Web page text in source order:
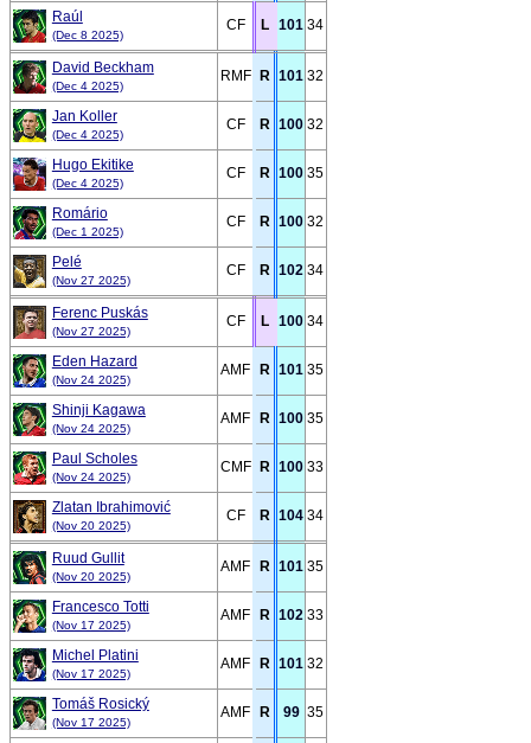
Raúl
(Dec 8 2025)
CF L 101 34
David Beckham
(Dec 4 2025)
RMF R 101 32
Jan Koller
(Dec 4 2025)
CF R 100 32
Hugo Ekitike
(Dec 4 2025)
CF R 100 35
Romário
(Dec 1 2025)
CF R 100 32
Pelé
(Nov 27 2025)
CF R 102 34
Ferenc Puskás
(Nov 27 2025)
CF L 100 34
Eden Hazard
(Nov 24 2025)
AMF R 101 35
Shinji Kagawa
(Nov 24 2025)
AMF R 100 35
Paul Scholes
(Nov 24 2025)
CMF R 100 33
Zlatan Ibrahimović
(Nov 20 2025)
CF R 104 34
Ruud Gullit
(Nov 20 2025)
AMF R 101 35
Francesco Totti
(Nov 17 2025)
AMF R 102 33
Michel Platini
(Nov 17 2025)
AMF R 101 32
Tomáš Rosický
(Nov 17 2025)
AMF R 99 35